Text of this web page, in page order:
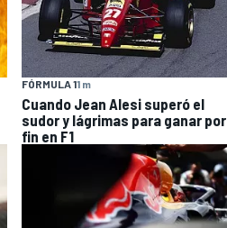
FÓRMULA 11 m
Cuando Jean Alesi superó el
sudor y lágrimas para ganar por
fin en F1